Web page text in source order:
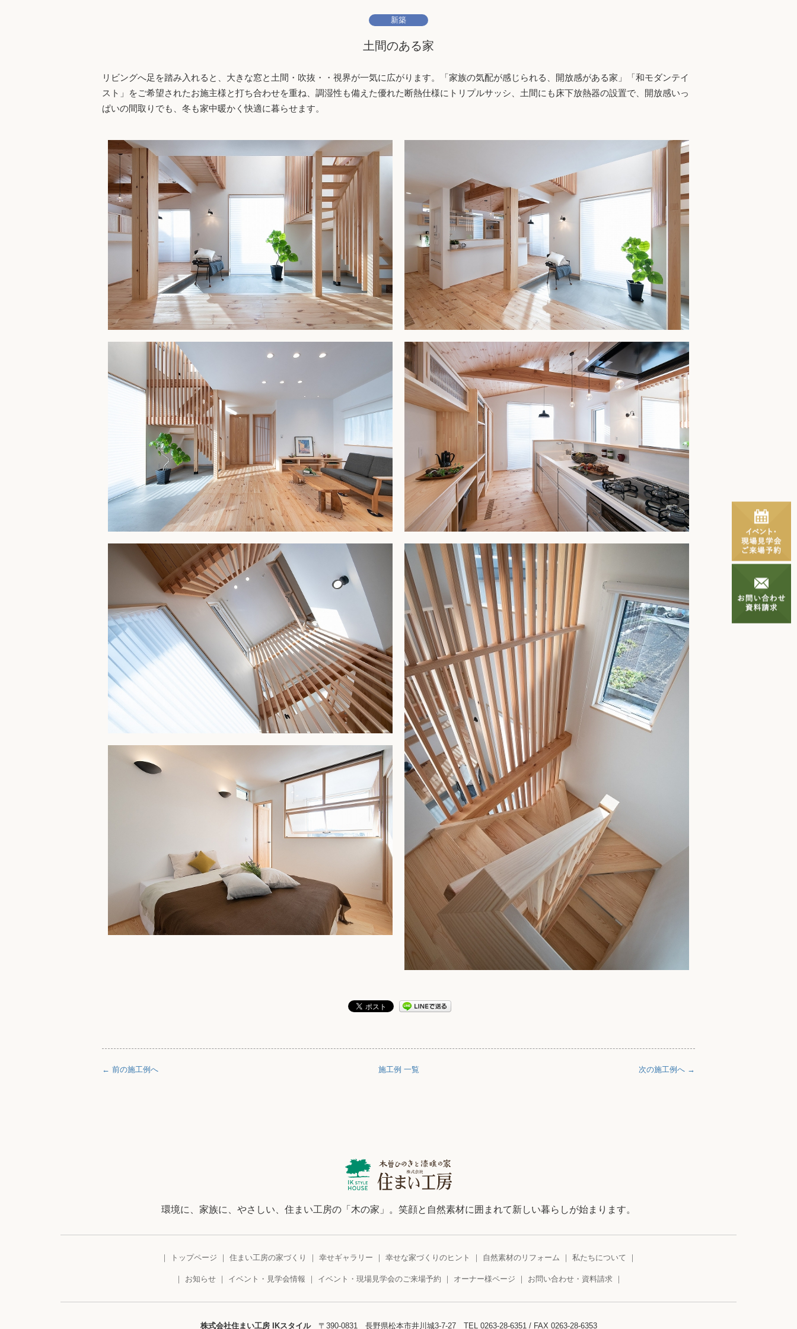
新築
土間のある家
リビングへ足を踏み入れると、大きな窓と土間・吹抜・・視界が一気に広がります。「家族の気配が感じられる、開放感がある家」「和モダンテイ
スト」をご希望されたお施主様と打ち合わせを重ね、調湿性も備えた優れた断熱仕様にトリプルサッシ、土間にも床下放熱器の設置で、開放感いっ
ぱいの間取りでも、冬も家中暖かく快適に暮らせます。
← 前の施工例へ 次の施工例へ →
施工例 一覧
環境に、家族に、やさしい、住まい工房の「木の家」。笑顔と自然素材に囲まれて新しい暮らしが始まります。
トップページ 住まい工房の家づくり 幸せギャラリー 幸せな家づくりのヒント 自然素材のリフォーム 私たちについて
お知らせ イベント・見学会情報 イベント・現場見学会のご来場予約 オーナー様ページ お問い合わせ・資料請求
株式会社住まい工房 IKスタイル 〒390-0831 長野県松本市井川城3-7-27 TEL 0263-28-6351 / FAX 0263-28-6353